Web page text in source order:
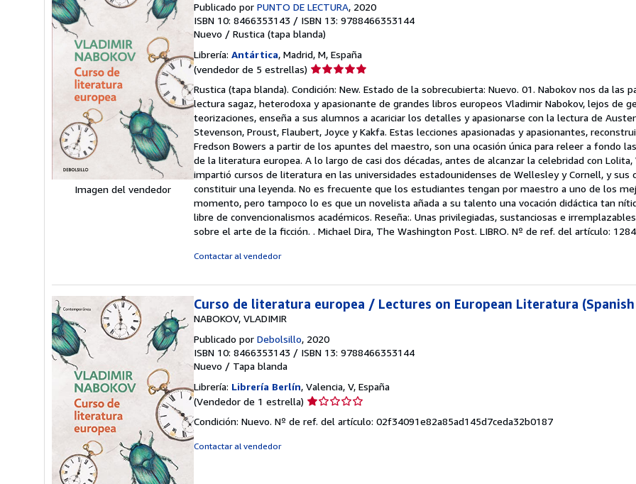
Imagen del vendedor
Publicado por PUNTO DE LECTURA, 2020
ISBN 10: 8466353143 / ISBN 13: 9788466353144
Nuevo / Rustica (tapa blanda)
Librería: Antártica, Madrid, M, España
(vendedor de 5 estrellas) Calificación
vendedor:
5
de
5
estrellas
Rustica (tapa blanda). Condición: New. Estado de la sobrecubierta: Nuevo. 01. Nabokov nos da las
lectura sagaz, heterodoxa y apasionante de grandes libros europeos Vladimir Nabokov, lejos de
teorizaciones, enseña a sus alumnos a acariciar los detalles y apasionarse con la lectura de
Stevenson, Proust, Flaubert, Joyce y Kakfa. Estas lecciones apasionadas y apasionantes,
Fredson Bowers a partir de los apuntes del maestro, son una ocasión única para releer a fondo
de la literatura europea. A lo largo de casi dos décadas, antes de alcanzar la celebridad con Lolita,
impartió cursos de literatura en las universidades estadounidenses de Wellesley y Cornell, y sus
constituir una leyenda. No es frecuente que los estudiantes tengan por maestro a uno de los
momento, pero tampoco lo es que un novelista añada a su talento una vocación didáctica tan
libre de convencionalismos académicos. Reseña:. Unas privilegiadas, sustanciosas e
sobre el arte de la ficción. . Michael Dira, The Washington Post. LIBRO. Nº de ref. del artículo:
Contactar al vendedor
Curso de literatura europea / Lectures on European Literatura
NABOKOV, VLADIMIR
Publicado por Debolsillo, 2020
ISBN 10: 8466353143 / ISBN 13: 9788466353144
Nuevo / Tapa blanda
Librería: Librería Berlín, Valencia, V, España
(Vendedor de 1 estrella) Calificación
vendedor:
Condición: Nuevo. Nº de ref. del artículo: 02f34091e82a85ad145d7ceda32b0187
Contactar al vendedor